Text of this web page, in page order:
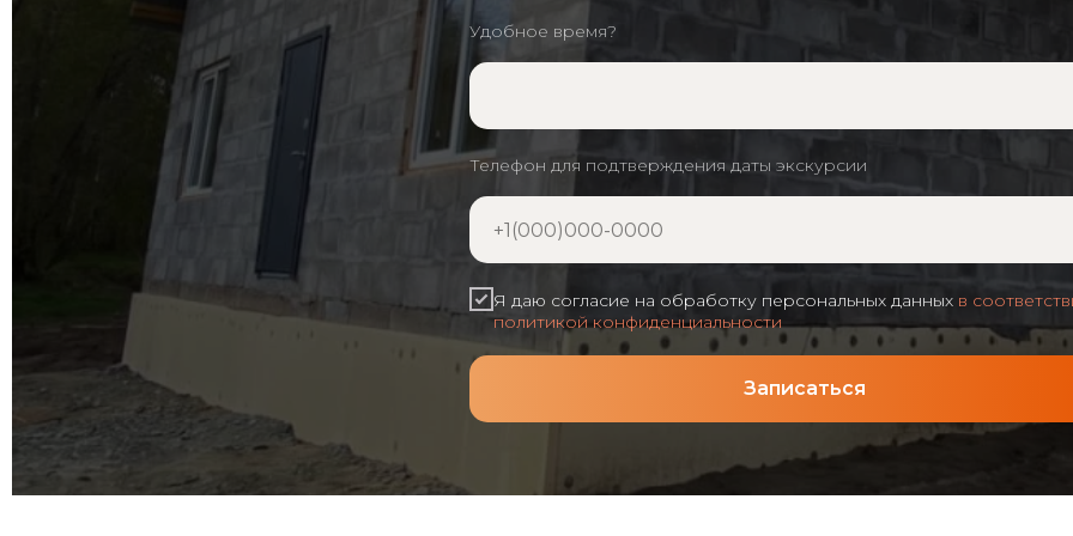
Удобное время?
Телефон для подтверждения даты экскурсии
Я даю согласие на обработку персональных данных в
политикой конфиденциальности
Записаться